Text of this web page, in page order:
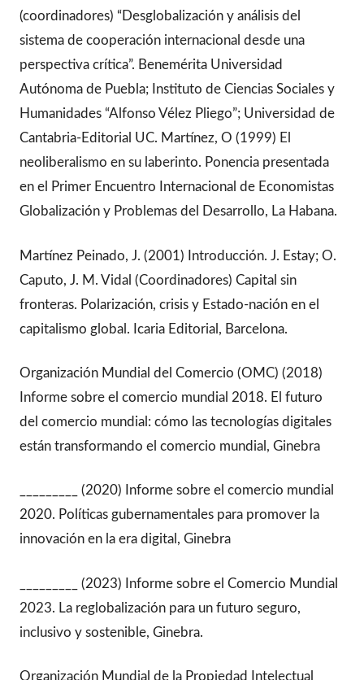
(coordinadores) “Desglobalización y análisis del
sistema de cooperación internacional desde una
perspectiva crítica”. Benemérita Universidad
Autónoma de Puebla; Instituto de Ciencias Sociales y
Humanidades “Alfonso Vélez Pliego”; Universidad de
Cantabria-Editorial UC. Martínez, O (1999) El
neoliberalismo en su laberinto. Ponencia presentada
en el Primer Encuentro Internacional de Economistas
Globalización y Problemas del Desarrollo, La Habana.
Martínez Peinado, J. (2001) Introducción. J. Estay; O.
Caputo, J. M. Vidal (Coordinadores) Capital sin
fronteras. Polarización, crisis y Estado-nación en el
capitalismo global. Icaria Editorial, Barcelona.
Organización Mundial del Comercio (OMC) (2018)
Informe sobre el comercio mundial 2018. El futuro
del comercio mundial: cómo las tecnologías digitales
están transformando el comercio mundial, Ginebra
_________ (2020) Informe sobre el comercio mundial
2020. Políticas gubernamentales para promover la
innovación en la era digital, Ginebra
_________ (2023) Informe sobre el Comercio Mundial
2023. La reglobalización para un futuro seguro,
inclusivo y sostenible, Ginebra.
Organización Mundial de la Propiedad Intelectual